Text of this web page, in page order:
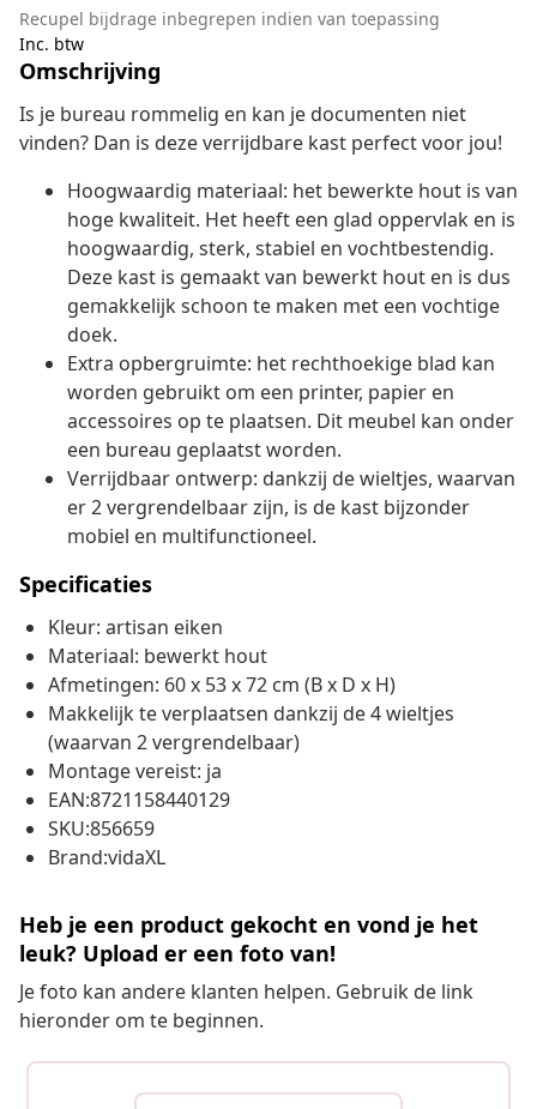
Recupel bijdrage inbegrepen indien van toepassing
Inc. btw
Omschrijving
Is je bureau rommelig en kan je documenten niet
vinden? Dan is deze verrijdbare kast perfect voor jou!
Hoogwaardig materiaal: het bewerkte hout is van
hoge kwaliteit. Het heeft een glad oppervlak en is
hoogwaardig, sterk, stabiel en vochtbestendig.
Deze kast is gemaakt van bewerkt hout en is dus
gemakkelijk schoon te maken met een vochtige
doek.
Extra opbergruimte: het rechthoekige blad kan
worden gebruikt om een printer, papier en
accessoires op te plaatsen. Dit meubel kan onder
een bureau geplaatst worden.
Verrijdbaar ontwerp: dankzij de wieltjes, waarvan
er 2 vergrendelbaar zijn, is de kast bijzonder
mobiel en multifunctioneel.
Specificaties
Kleur: artisan eiken
Materiaal: bewerkt hout
Afmetingen: 60 x 53 x 72 cm (B x D x H)
Makkelijk te verplaatsen dankzij de 4 wieltjes
(waarvan 2 vergrendelbaar)
Montage vereist: ja
EAN:8721158440129
SKU:856659
Brand:vidaXL
Heb je een product gekocht en vond je het
leuk? Upload er een foto van!
Je foto kan andere klanten helpen. Gebruik de link
hieronder om te beginnen.